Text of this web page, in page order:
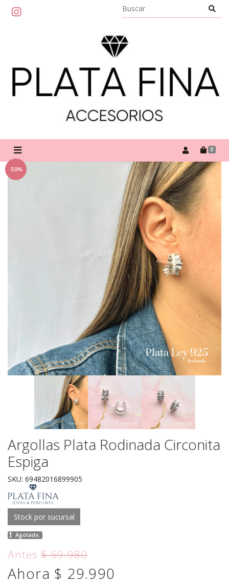
0
-50%
Argollas Plata Rodinada Circonita
Espiga
SKU: 69482016899905
Stock por sucursal
Agotado.
Antes$ 59.980
Ahora $ 29.990